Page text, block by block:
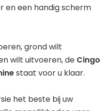
en een handig scherm
grond wilt
wilt uitvoeren, de Cingo
staat voor u klaar.
het beste bij uw